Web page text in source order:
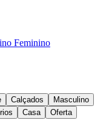
Feminino
Calçados
Masculino
Casa Oferta